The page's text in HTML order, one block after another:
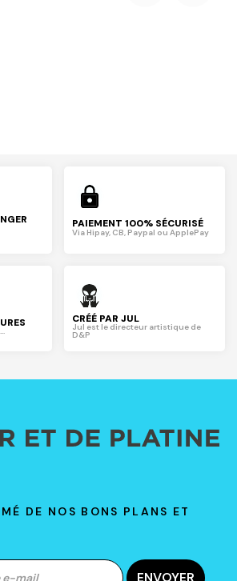
PAIEMENT 100% SÉCURISÉ
Via Hipay, CB, Paypal ou ApplePay
CRÉÉ PAR JUL
Jul est le directeur artistique de
D&P
DE NOS BONS PLANS ET
ENVOYER